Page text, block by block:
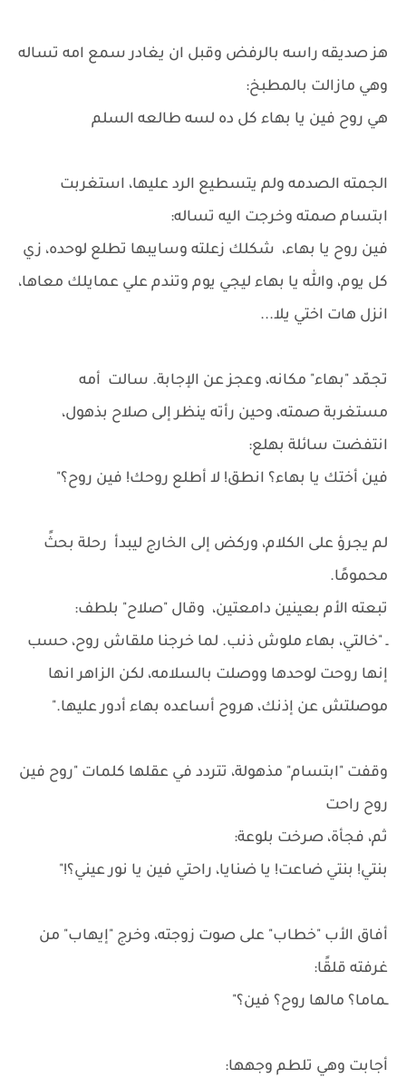
هز صديقه راسه بالرفض وقبل ان يغادر سمع امه تساله
وهي مازالت بالمطبخ:
هي روح فين يا بهاء كل ده لسه طالعه السلم
الجمته الصدمه ولم يتسطيع الرد عليها، استغربت
ابتسام صمته وخرجت اليه تساله:
فين روح يا بهاء، شكلك زعلته وسايبها تطلع لوحده، زي
كل يوم، والله يا بهاء ليجي يوم وتندم علي عمايلك معاها،
انزل هات اختي يلا...
تجمّد "بهاء" مكانه، وعجز عن الإجابة. سالت أمه
مستغربة صمته، وحين رأته ينظر إلى صلاح بذهول،
انتفضت سائلة بهلع:
فين أختك يا بهاء؟ انطق! لا أطلع روحك! فين روح؟"
لم يجرؤ على الكلام، وركض إلى الخارج ليبدأ رحلة بحثً
محمومًا.
تبعته الأم بعينين دامعتين، وقال "صلاح" بلطف:
ـ "خالتي، بهاء ملوش ذنب. لما خرجنا ملقاش روح، حسب
إنها روحت لوحدها ووصلت بالسلامه، لكن الزاهر انها
موصلتش عن إذنك، هروح أساعده بهاء أدور عليها."
وقفت "ابتسام" مذهولة، تتردد في عقلها كلمات "روح فين
روح راحت
ثم، فجأة، صرخت بلوعة:
بنتي! بنتي ضاعت! يا ضنايا، راحتي فين يا نور عيني؟!"
أفاق الأب "خطاب" على صوت زوجته، وخرج "إيهاب" من
غرفته قلقًا:
ـماما؟ مالها روح؟ فين؟"
أجابت وهي تلطم وجهها: